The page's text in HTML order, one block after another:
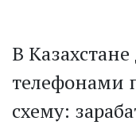
В
телефонами
схему: